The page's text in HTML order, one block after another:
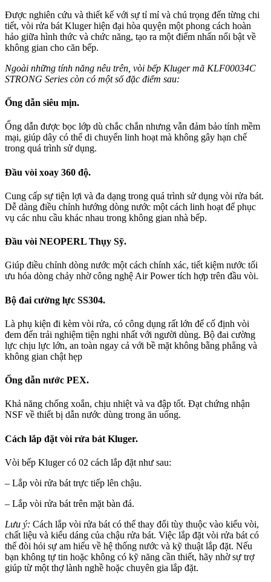
Được nghiên cứu và thiết kế với sự tỉ mỉ và chú trọng đến từng chi
tiết, vòi rửa bát Kluger hiện đại hòa quyện một phong cách hoàn
hảo giữa hình thức và chức năng, tạo ra một điểm nhấn nổi bật về
không gian cho căn bếp.
Ngoài những tính năng nêu trên, vòi bếp Kluger mã KLF00034C
STRONG Series còn có một số đặc điểm sau:
Ống dẫn siêu mịn.
Ống dẫn được bọc lớp dù chắc chắn nhưng vẫn đảm bảo tính mềm
mại, giúp dây có thể di chuyển linh hoạt mà không gây hạn chế
trong quá trình sử dụng.
Đầu vòi xoay 360 độ.
Cung cấp sự tiện lợi và đa dạng trong quá trình sử dụng vòi rửa bát.
Dễ dàng điều chỉnh hướng dòng nước một cách linh hoạt để phục
vụ các nhu cầu khác nhau trong không gian nhà bếp.
Đầu vòi NEOPERL Thụy Sỹ.
Giúp điều chỉnh dòng nước một cách chính xác, tiết kiệm nước tối
ưu hóa dòng chảy nhờ công nghệ Air Power tích hợp trên đầu vòi.
Bộ đai cường lực SS304.
Là phụ kiện đi kèm vòi rửa, có công dụng rất lớn để cố định vòi
đem đến trải nghiệm tiện nghi nhất với người dùng. Bộ đai cường
lực chịu lực lớn, an toàn ngay cả với bề mặt không bằng phẳng và
không gian chật hẹp
Ống dẫn nước PEX.
Khả năng chống xoắn, chịu nhiệt và va đập tốt. Đạt chứng nhận
NSF về thiết bị dẫn nước dùng trong ăn uống.
Cách lắp đặt vòi rửa bát Kluger.
Vòi bếp Kluger có 02 cách lắp đặt như sau:
– Lắp vòi rửa bát trực tiếp lên chậu.
– Lắp vòi rửa bát trên mặt bàn đá.
Lưu ý: Cách lắp vòi rửa bát có thể thay đổi tùy thuộc vào kiểu vòi,
chất liệu và kiểu dáng của chậu rửa bát. Việc lắp đặt vòi rửa bát có
thể đòi hỏi sự am hiểu về hệ thống nước và kỹ thuật lắp đặt. Nếu
bạn không tự tin hoặc không có kỹ năng cần thiết, hãy nhờ sự trợ
giúp từ một thợ lành nghề hoặc chuyên gia lắp đặt.